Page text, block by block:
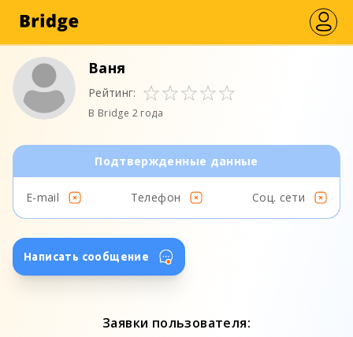
Ваня
Рейтинг:
В Bridge 2 года
Подтвержденные данные
E-mail Телефон Соц. сети
Написать сообщение
Заявки пользователя: